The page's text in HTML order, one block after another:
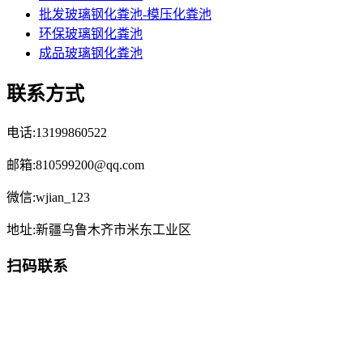
批发玻璃钢化粪池-模压化粪池
环保玻璃钢化粪池
成品玻璃钢化粪池
联系方式
电话:13199860522
邮箱:810599200@qq.com
微信:wjian_123
地址:新疆乌鲁木齐市米东工业区
扫码联系